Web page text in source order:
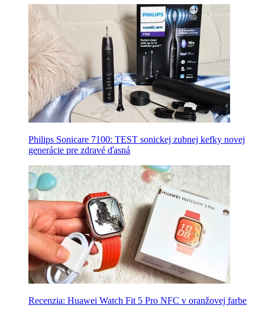
Philips Sonicare 7100: TEST sonickej zubnej kefky novej
generácie pre zdravé ďasná
Recenzia: Huawei Watch Fit 5 Pro NFC v oranžovej farbe